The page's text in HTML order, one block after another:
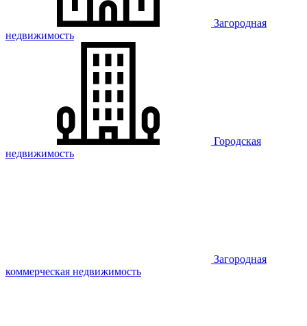
Загородная
недвижимость
Городская
недвижимость
Загородная
коммерческая недвижимость